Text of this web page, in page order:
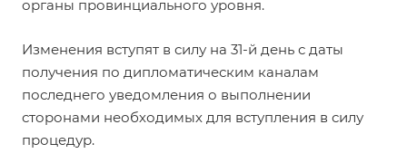
органы провинциального уровня.
Изменения вступят в силу на 31-й день с даты
получения по дипломатическим каналам
последнего уведомления о выполнении
сторонами необходимых для вступления в силу
процедур.